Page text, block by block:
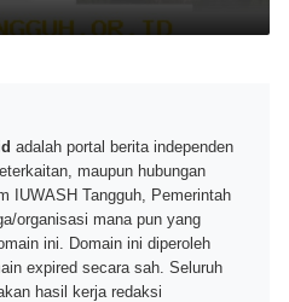
adalah portal berita independen
maupun hubungan
IUWASH Tangguh, Pemerintah
organisasi mana pun yang
ini. Domain ini diperoleh
expired secara sah. Seluruh
hasil kerja redaksi